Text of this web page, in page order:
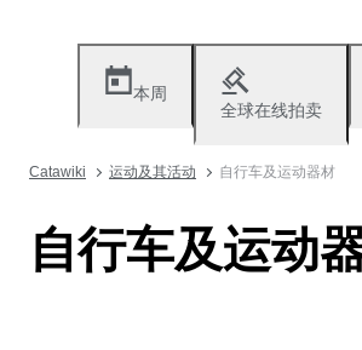
本周
全球在线拍卖
Catawiki 运动及其活动 自行车及运动器材
自行车及运动